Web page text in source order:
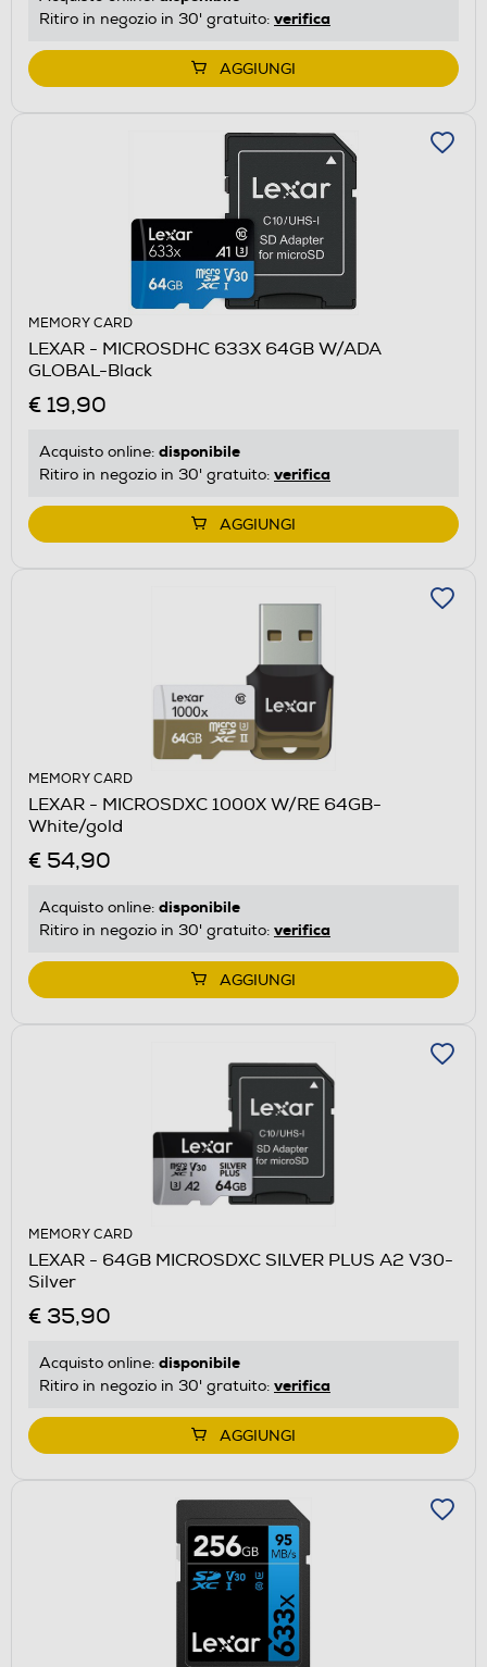
Ritiro in negozio in 30' gratuito: verifica
AGGIUNGI
MEMORY CARD
LEXAR - MICROSDHC 633X 64GB W/ADA
GLOBAL-Black
€ 19,90
Acquisto online: disponibile
Ritiro in negozio in 30' gratuito: verifica
AGGIUNGI
MEMORY CARD
LEXAR - MICROSDXC 1000X W/RE 64GB-
White/gold
€ 54,90
Acquisto online: disponibile
Ritiro in negozio in 30' gratuito: verifica
AGGIUNGI
MEMORY CARD
LEXAR - 64GB MICROSDXC SILVER PLUS A2 V30-
Silver
€ 35,90
Acquisto online: disponibile
Ritiro in negozio in 30' gratuito: verifica
AGGIUNGI